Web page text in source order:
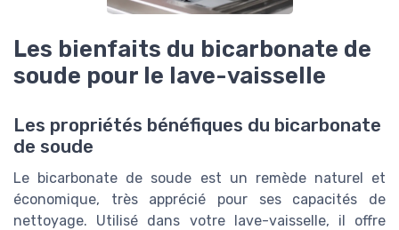
Les bienfaits du bicarbonate de
soude pour le lave-vaisselle
Les propriétés bénéfiques du bicarbonate
de soude
Le bicarbonate de soude est un remède naturel et
économique, très apprécié pour ses capacités de
nettoyage. Utilisé dans votre lave-vaisselle, il offre